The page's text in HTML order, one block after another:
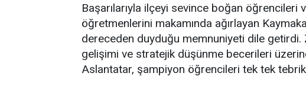
Başarılarıyla ilçeyi sevince boğan öğrencileri
öğretmenlerini makamında ağırlayan
dereceden duyduğu memnuniyeti dile getirdi.
gelişimi ve stratejik düşünme becerileri
Aslantatar, şampiyon öğrencileri tek tek